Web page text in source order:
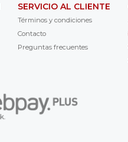
SERVICIO AL CLIENTE
Términos y condiciones
Contacto
Preguntas frecuentes